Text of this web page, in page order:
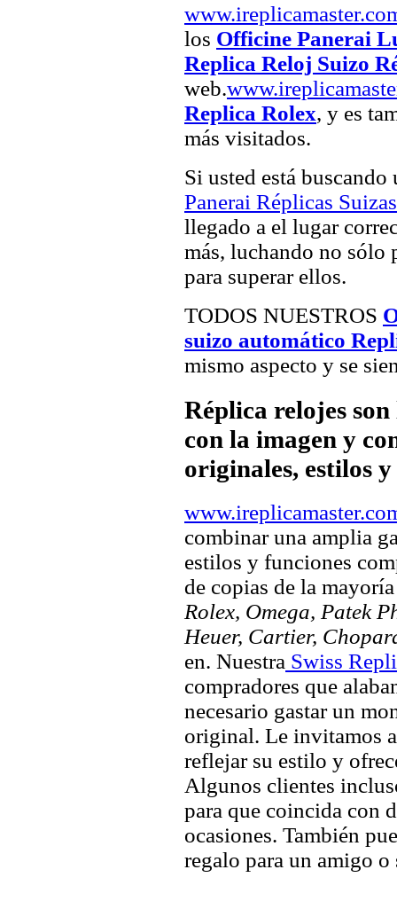
los Officine Panerai
Replica Reloj Suizo
web.
Replica Rolex, y es
más visitados.
Si usted está
Panerai Réplicas Suizas
llegado a el lugar
más, luchando no sólo
para superar ellos.
TODOS NUESTROS
suizo automático
mismo aspecto y se
Réplica relojes
con la imagen y
originales, estilos
combinar una amplia
estilos y funciones
de copias de la
Rolex, Omega, Patek
Heuer, Cartier,
en. Nuestra Swiss
compradores que
necesario gastar un
original. Le invitamos
reflejar su estilo y
Algunos clientes
para que coincida con
ocasiones. También
regalo para un amigo o